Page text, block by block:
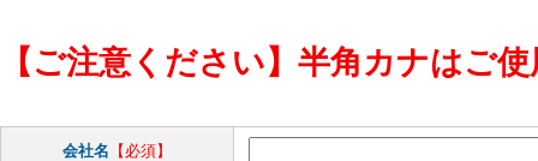
【ご注意ください】半角カナはご
会社名 【必須】